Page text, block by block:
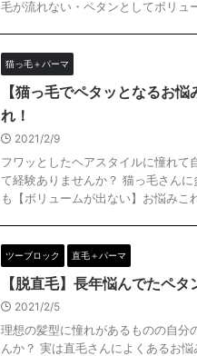
毛が流れない・ペタンとしてボリュ
猫っ毛＋パーマ
【猫っ毛でペタッとなるお
れ！
2021/2/9
フワッとしたヘアスタイルに憧れて
て経験ありませんか？ 猫っ毛さん
も【ボリュームが出ない】お悩みこ
ツーブロック 直毛＋パーマ
【脱直毛】長年悩んでたペ
2021/2/5
理想の髪型に憧れがあるものの自分
んか？ 実は直毛さんによくあるお